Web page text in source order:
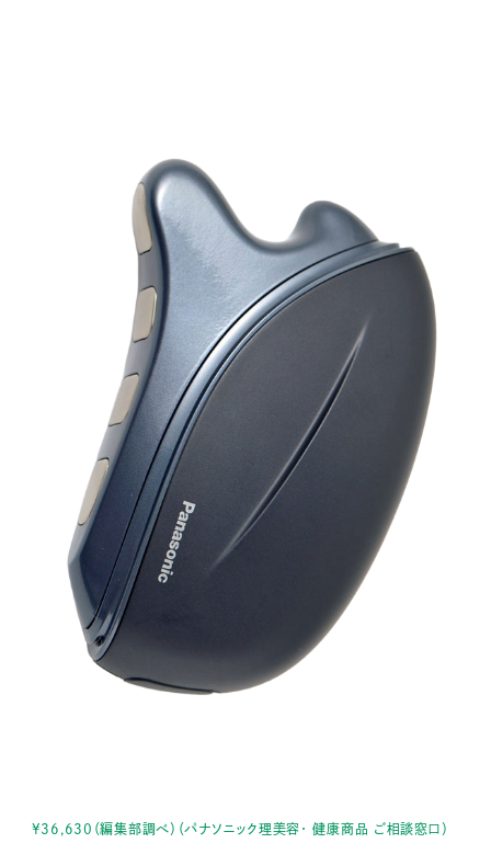
¥36,630（編集部調べ）（パナソニック理美容・ 健康商品 ご相談窓口）